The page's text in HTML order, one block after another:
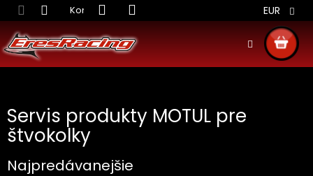
Prejsť
na
obsah
Kontakt Obchodné podmienky Doprava
EUR
KOŠÍK
Servis produkty MOTUL pre
štvokolky
Najpredávanejšie